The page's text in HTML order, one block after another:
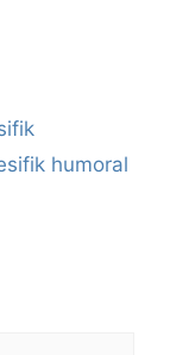
humoral